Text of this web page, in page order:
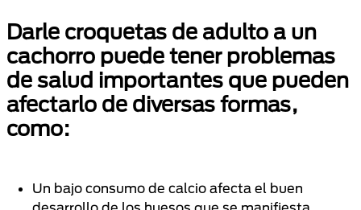
Darle croquetas de adulto a un
cachorro puede tener problemas
de salud importantes que pueden
afectarlo de diversas formas,
como:
Un bajo consumo de calcio afecta el buen